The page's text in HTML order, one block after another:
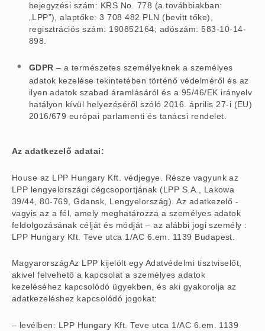
bejegyzési szám: KRS No. 778 (a továbbiakban:
„LPP”), alaptőke: 3 708 482 PLN (bevitt tőke),
regisztrációs szám: 190852164; adószám: 583-10-14-
898.
GDPR – a természetes személyeknek a személyes
adatok kezelése tekintetében történő védelméről és az
ilyen adatok szabad áramlásáról és a 95/46/EK irányelv
hatályon kívül helyezéséről szóló 2016. április 27-i (EU)
2016/679 európai parlamenti és tanácsi rendelet.
Az adatkezelő adatai:
House az LPP Hungary Kft. védjegye. Része vagyunk az
LPP lengyelországi cégcsoportjának (LPP S.A., Lakowa
39/44, 80-769, Gdansk, Lengyelország). Az adatkezelő -
vagyis az a fél, amely meghatározza a személyes adatok
feldolgozásának célját és módját – az alábbi jogi személy :
LPP Hungary Kft. Teve utca 1/AC 6.em. 1139 Budapest.
MagyarországAz LPP kijelölt egy Adatvédelmi tisztviselőt,
akivel felvehető a kapcsolat a személyes adatok
kezeléséhez kapcsolódó ügyekben, és aki gyakorolja az
adatkezeléshez kapcsolódó jogokat:
– levélben: LPP Hungary Kft. Teve utca 1/AC 6.em. 1139